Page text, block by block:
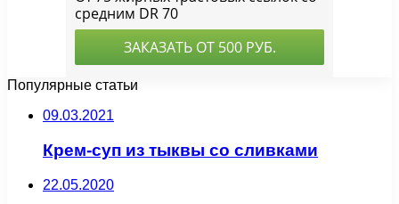
Популярные статьи
09.03.2021
Крем-суп из тыквы со сливками
22.05.2020